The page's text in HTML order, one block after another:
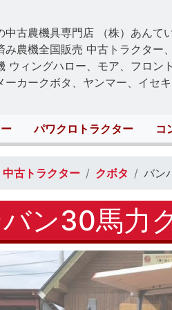
中古農機具専門店 （株）あんて
み農機全国販売 中古トラクター
ウィングハロー、モア、フロン
ーカークボタ、ヤンマー、イセ
パワクロトラクター コ
中古トラクター クボタ バン
ン30馬力